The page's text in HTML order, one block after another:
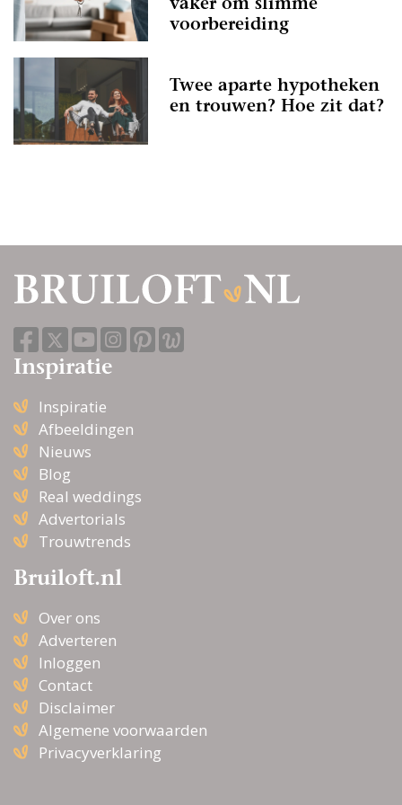
plannen van deze bijzondere dag. Maak er
een geweldige tijd van en geniet van elk
moment!
vaker om slimme
voorbereiding
Twee aparte hypotheken
en trouwen? Hoe zit dat?
Inspiratie
Inspiratie
Afbeeldingen
Nieuws
Blog
Real weddings
Advertorials
Trouwtrends
Bruiloft.nl
Over ons
Adverteren
Inloggen
Contact
Disclaimer
Algemene voorwaarden
Privacyverklaring